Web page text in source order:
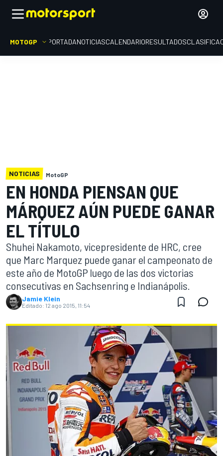
MOTOGP PORTADANOTICIASCALENDARIORESULTADOS
NOTICIAS MotoGP
EN HONDA PIENSAN QUE
MÁRQUEZ AÚN PUEDE GANAR
EL TÍTULO
Shuhei Nakamoto, vicepresidente de HRC, cree
que Marc Marquez puede ganar el campeonato de
este año de MotoGP luego de las dos victorias
consecutivas en Sachsenring e Indianápolis.
Jamie Klein
Editado: 12 ago 2015, 11:54